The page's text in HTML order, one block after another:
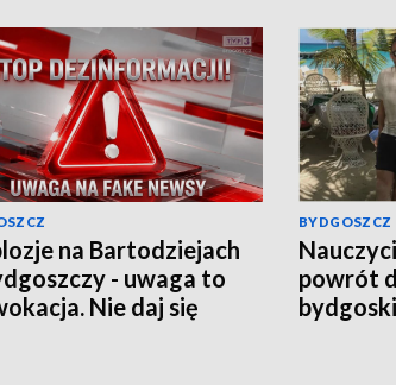
na Bartodziejach
- uwaga to
Nie daj się
BYDGOSZCZ
powrót